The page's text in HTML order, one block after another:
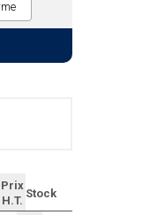
Prix
H.T.
Stock